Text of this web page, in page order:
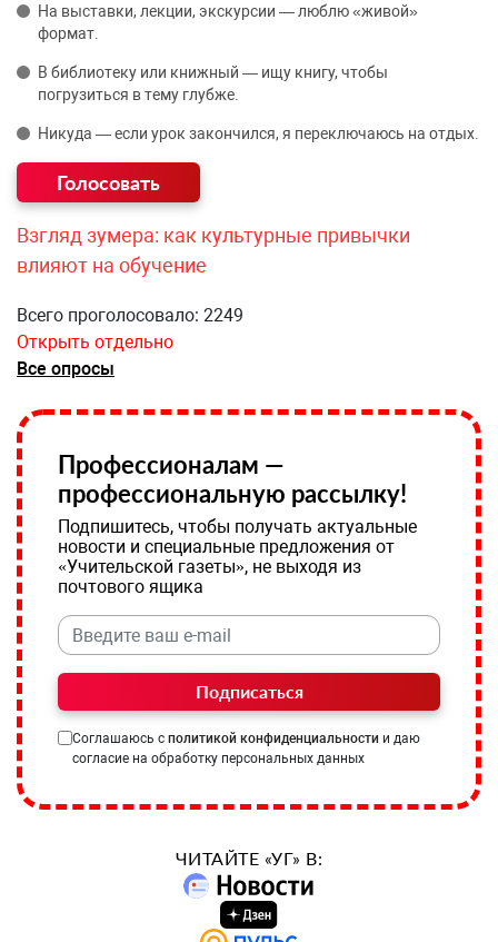
На выставки, лекции, экскурсии — люблю «живой»
формат.
В библиотеку или книжный — ищу книгу, чтобы
погрузиться в тему глубже.
Никуда — если урок закончился, я переключаюсь на отдых.
Взгляд зумера: как культурные привычки
влияют на обучение
Всего проголосовало: 2249
Открыть отдельно
Все опросы
Профессионалам —
профессиональную рассылку!
Подпишитесь, чтобы получать актуальные
новости и специальные предложения от
«Учительской газеты», не выходя из
почтового ящика
Подписаться
Соглашаюсь с политикой конфиденциальности и даю
согласие на обработку персональных данных
ЧИТАЙТЕ «УГ» В: